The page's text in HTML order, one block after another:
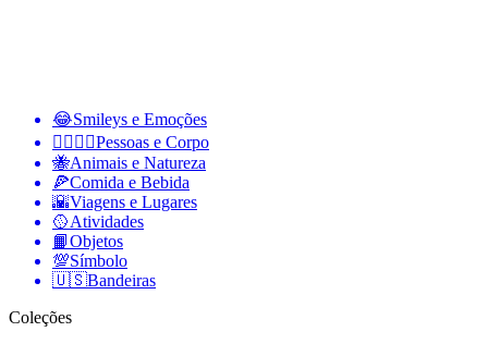
😂Smileys e Emoções
👩‍❤️‍💋‍👨Pessoas e Corpo
🐝Animais e Natureza
🍕Comida e Bebida
🌇Viagens e Lugares
🥎Atividades
📙Objetos
💯Símbolo
🇺🇸Bandeiras
Coleções